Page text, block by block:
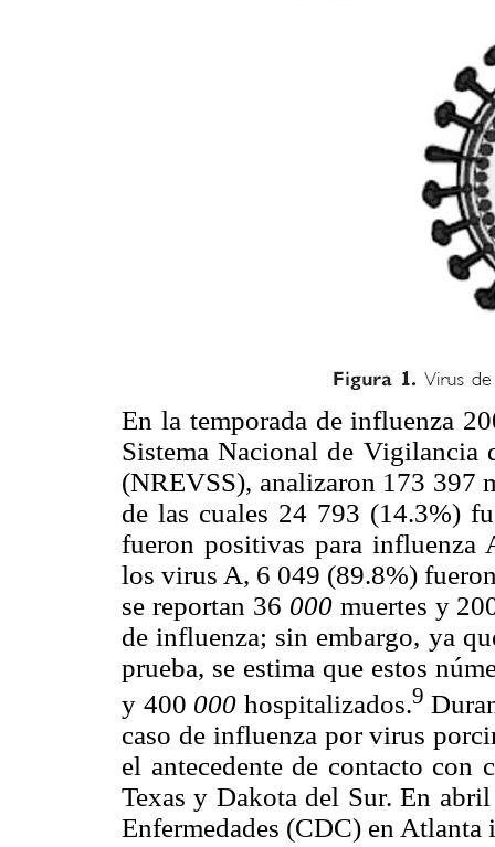
En la temporada de influenza
Sistema Nacional de Vigilancia
(NREVSS), analizaron 173 397
de las cuales 24 793 (14.3%)
fueron positivas para
los virus A, 6 049 (89.8%)
se reportan 36 000muertes y
de influenza; sin embargo, ya
prueba, se estima que estos
y 400 000 hospitalizados.9
caso de influenza por virus
el antecedente de contacto con
Texas y Dakota del Sur. En
Enfermedades (CDC) en Atlanta